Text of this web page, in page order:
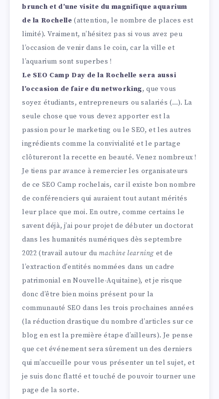
brunch et d’une visite du magnifique aquarium
de la Rochelle (attention, le nombre de places est
limité). Vraiment, n’hésitez pas si vous avez peu
l’occasion de venir dans le coin, car la ville et
l’aquarium sont superbes !
Le SEO Camp Day de la Rochelle sera aussi
l’occasion de faire du networking, que vous
soyez étudiants, entrepreneurs ou salariés (…). La
seule chose que vous devez apporter est la
passion pour le marketing ou le SEO, et les autres
ingrédients comme la convivialité et le partage
clôtureront la recette en beauté. Venez nombreux !
Je tiens par avance à remercier les organisateurs
de ce SEO Camp rochelais, car il existe bon nombre
de conférenciers qui auraient tout autant mérités
leur place que moi. En outre, comme certains le
savent déjà, j’ai pour projet de débuter un doctorat
dans les humanités numériques dès septembre
2022 (travail autour du machine learning et de
l’extraction d’entités nommées dans un cadre
patrimonial en Nouvelle-Aquitaine), et je risque
donc d’être bien moins présent pour la
communauté SEO dans les trois prochaines années
(la réduction drastique du nombre d’articles sur ce
blog en est la première étape d’ailleurs). Je pense
que cet événement sera sûrement un des derniers
qui m’accueille pour vous présenter un tel sujet, et
je suis donc flatté et touché de pouvoir tourner une
page de la sorte.